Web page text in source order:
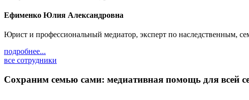
Ефименко Юлия Александровна
Юрист и профессиональный медиатор, эксперт по наследственным,
подробнее...
все сотрудники
Сохраним семью сами: медиативная помощь для всей